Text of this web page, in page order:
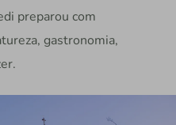
preparou com
gastronomia,